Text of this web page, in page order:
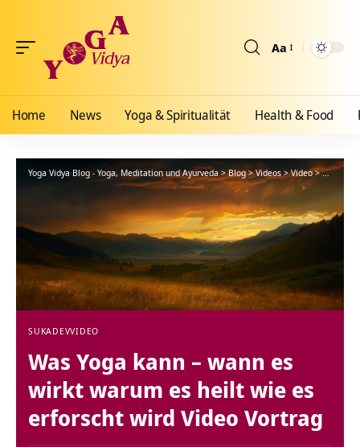
Aa
Home News Yoga & Spiritualität Health & Food
Yoga Vidya Blog - Yoga, Meditation und Ayurveda>Blog>Videos>Video>Was
SUKADEVVIDEO
Was Yoga kann – wann es
wirkt warum es heilt wie es
erforscht wird Video Vortrag